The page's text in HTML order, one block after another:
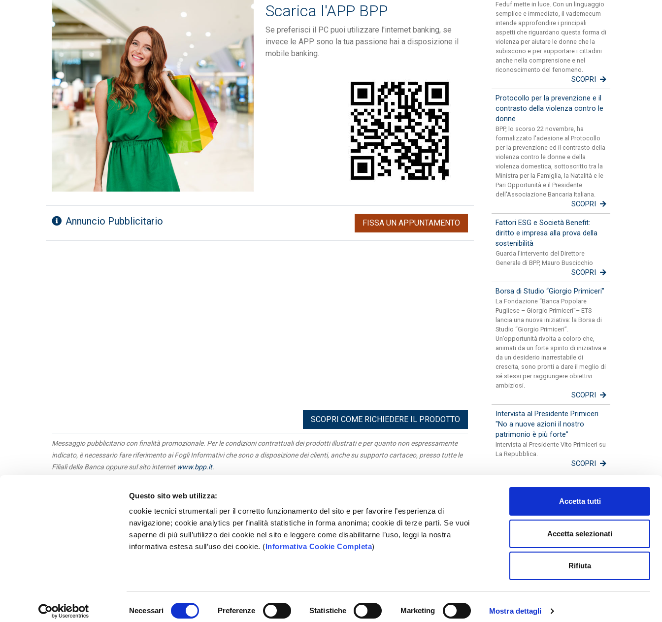
Questo sito web utilizza:
cookie tecnici strumentali per il corretto funzionamento del sito e per favorire l’esperienza di
navigazione; cookie analytics per finalità statistiche in forma anonima; cookie di terze parti. Se vuoi
saperne di più sull’utilizzo dei cookie nel sito e leggere come disabilitarne l’uso, leggi la nostra
informativa estesa sull’uso dei cookie. (Informativa Cookie Completa)
Necessari Preferenze Statistiche Marketing Mostra dettagli
Accetta tutti
Accetta selezionati
Rifiuta
Scarica l'APP BPP
Se preferisci il PC puoi utilizzare l'internet banking, se
invece le APP sono la tua passione hai a disposizione il
mobile banking.
Annuncio Pubblicitario FISSA UN APPUNTAMENTO
SCOPRI COME RICHIEDERE IL PRODOTTO
Messaggio pubblicitario con finalità promozionale. Per le condizioni contrattuali dei prodotti illustrati e per quanto non espressamente
indicato, è necessario fare riferimento ai Fogli Informativi che sono a disposizione dei clienti, anche su supporto cartaceo, presso tutte le
Filiali della Banca oppure sul sito internet www.bpp.it.
Feduf mette in luce. Con un linguaggio
semplice e immediato, il vademecum
intende approfondire i principali
aspetti che riguardano questa forma di
violenza per aiutare le donne che la
subiscono e per supportare i cittadini
anche nella comprensione e nel
riconoscimento del fenomeno.
SCOPRI
Protocollo per la prevenzione e il
contrasto della violenza contro le
donne
BPP, lo scorso 22 novembre, ha
formalizzato l'adesione al Protocollo
per la prevenzione ed il contrasto della
violenza contro le donne e della
violenza domestica, sottoscritto tra la
Ministra per la Famiglia, la Natalità e le
Pari Opportunità e il Presidente
dell'Associazione Bancaria Italiana.
SCOPRI
Fattori ESG e Società Benefit:
diritto e impresa alla prova della
sostenibilità
Guarda l'intervento del Direttore
Generale di BPP, Mauro Buscicchio
SCOPRI
Borsa di Studio “Giorgio Primiceri”
La Fondazione “Banca Popolare
Pugliese – Giorgio Primiceri”– ETS
lancia una nuova iniziativa: la Borsa di
Studio “Giorgio Primiceri”.
Un’opportunità rivolta a coloro che,
animati da un forte spirito di iniziativa e
da un desiderio inarrestabile di
crescita, sono pronti a dare il meglio di
sé stessi per raggiungere obiettivi
ambiziosi.
SCOPRI
Intervista al Presidente Primiceri
"No a nuove azioni il nostro
patrimonio è più forte"
Intervista al Presidente Vito Primiceri su
La Repubblica.
SCOPRI
Obbligazioni
Privacy
Trasparenza
Terze Parti
Whistleblowing
Parti correlate
Rapporti Dormienti
Sepa
Mifid
Fotogallery
Disconoscimenti
SEGUICI SU: